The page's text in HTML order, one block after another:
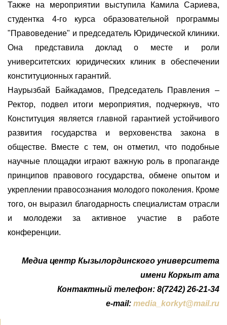
Также на мероприятии выступила Камила Сариева,
студентка 4-го курса образовательной программы
"Правоведение" и председатель Юридической клиники.
Она представила доклад о месте и роли
университетских юридических клиник в обеспечении
конституционных гарантий.
Наурызбай Байкадамов, Председатель Правления –
Ректор, подвел итоги мероприятия, подчеркнув, что
Конституция является главной гарантией устойчивого
развития государства и верховенства закона в
обществе. Вместе с тем, он отметил, что подобные
научные площадки играют важную роль в пропаганде
принципов правового государства, обмене опытом и
укреплении правосознания молодого поколения. Кроме
того, он выразил благодарность специалистам отрасли
и молодежи за активное участие в работе
конференции.
Медиа центр Кызылординского университета
имени Коркыт ата
Контактный телефон: 8(7242) 26-21-34
e-mail: media_korkyt@mail.ru